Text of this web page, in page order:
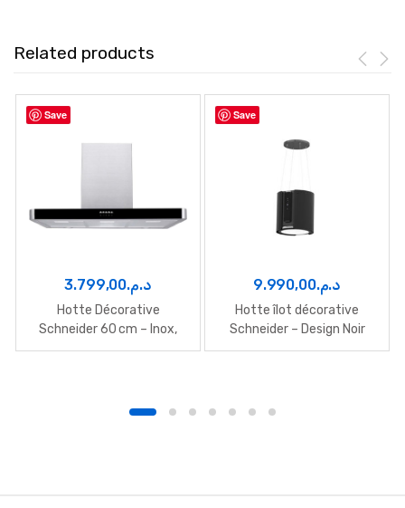
Related products
Save
د.م.3.799,00
Hotte Décorative
Schneider 60 cm – Inox,
Compacte et Efficace
Save
د.م.9.990,00
Hotte îlot décorative
Schneider – Design Noir
Élégant et Performant